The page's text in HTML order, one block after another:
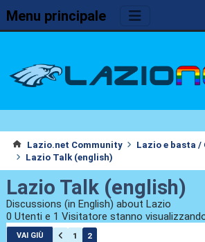
Menu principale
Lazio.net Community
Lazio e basta /
Lazio Talk (english)
Lazio Talk (english)
Discussions (in English) about Lazio
0 Utenti e 1 Visitatore stanno
VAI GIÙ 1 2